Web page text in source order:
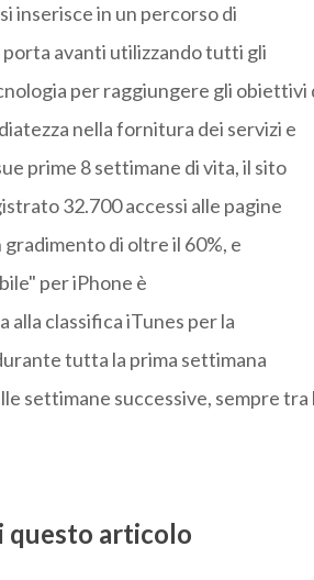
inserisce in un percorso di
avanti utilizzando tutti gli
per raggiungere gli obiettivi
nella fornitura dei servizi e
prime 8 settimane di vita, il sito
32.700 accessi alle pagine
di oltre il 60%, e
per iPhone è
alla classifica iTunes per la
tutta la prima settimana
settimane successive, sempre tra
questo articolo